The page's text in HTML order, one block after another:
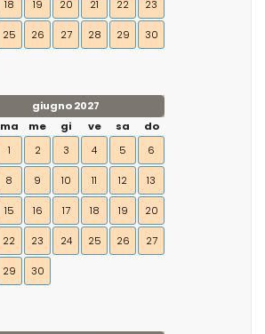
18 19 20 21 22 23
25 26 27 28 29 30
giugno 2027
ma me gi ve sa
do
1
2 3 4 5 6
8 9 10 11 12 13
15 16 17 18 19 20
22 23 24 25 26 27
29 30